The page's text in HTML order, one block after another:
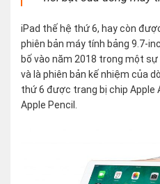
iPad thế hệ thứ 6, hay còn
phiên bản máy tính bảng 9.7-
bố vào năm 2018 trong một
và là phiên bản kế nhiệm của
thứ 6 được trang bị chip Apple
Apple Pencil.